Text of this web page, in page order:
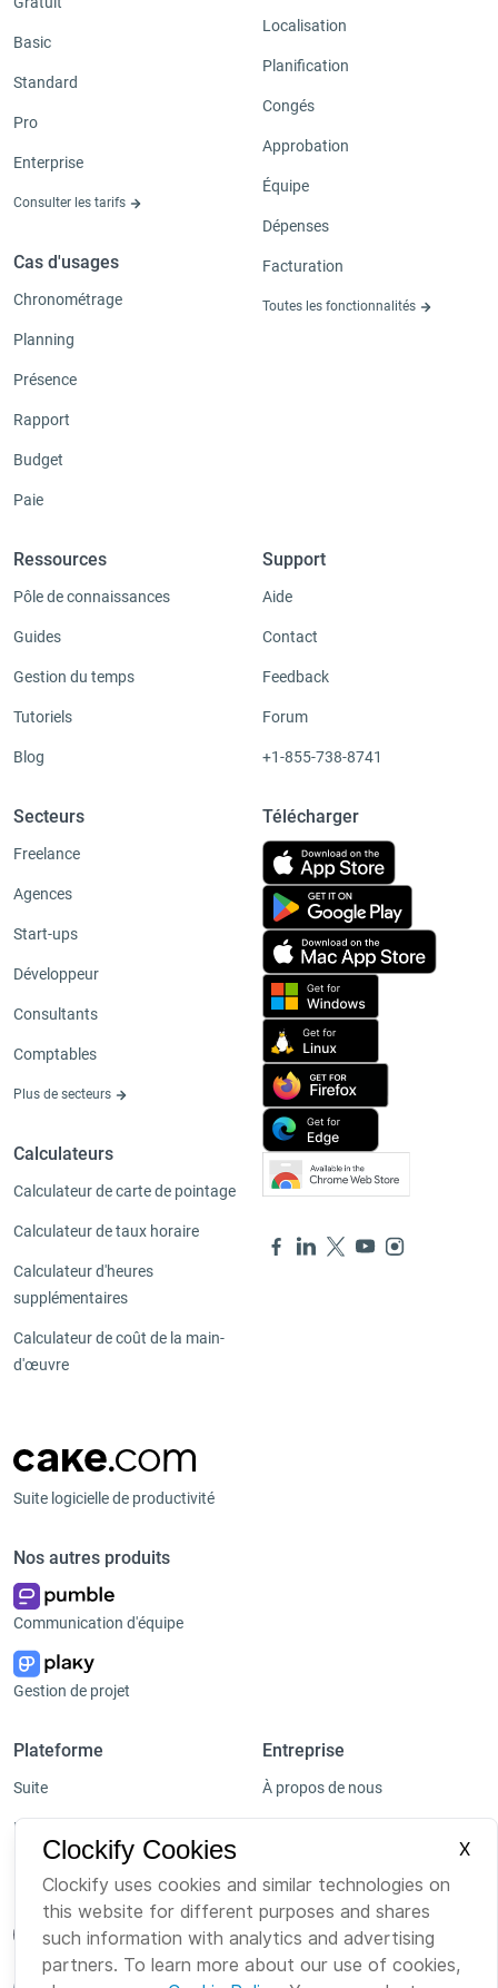
Basic
Standard
Pro
Enterprise
Consulter les tarifs
Cas d'usages
Chronométrage
Planning
Présence
Rapport
Budget
Paie
Localisation
Planification
Congés
Approbation
Équipe
Dépenses
Facturation
Toutes les fonctionnalités
Ressources
Pôle de connaissances
Guides
Gestion du temps
Tutoriels
Blog
Secteurs
Freelance
Agences
Start-ups
Développeur
Consultants
Comptables
Plus de secteurs
Calculateurs
Calculateur de carte de pointage
Calculateur de taux horaire
Calculateur d'heures
supplémentaires
Calculateur de coût de la main-
d'œuvre
Support
Aide
Contact
Feedback
Forum
+1-855-738-8741
Télécharger
Suite logicielle de productivité
Nos autres produits
Communication d'équipe
Gestion de projet
Plateforme
Suite
Bundle
Entreprise
À propos de nous
Clockify Cookies
X
Clockify uses cookies and similar technologies on
this website for different purposes and shares
such information with analytics and advertising
partners. To learn more about our use of cookies,